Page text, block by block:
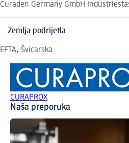
Curaden Germany GmbH
Zemlja podrijetla
EFTA, Švicarska
CURAPROX
Naša preporuka